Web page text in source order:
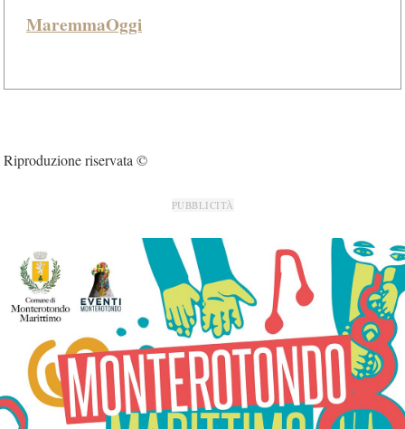
MaremmaOggi
Riproduzione riservata ©
PUBBLICITÀ